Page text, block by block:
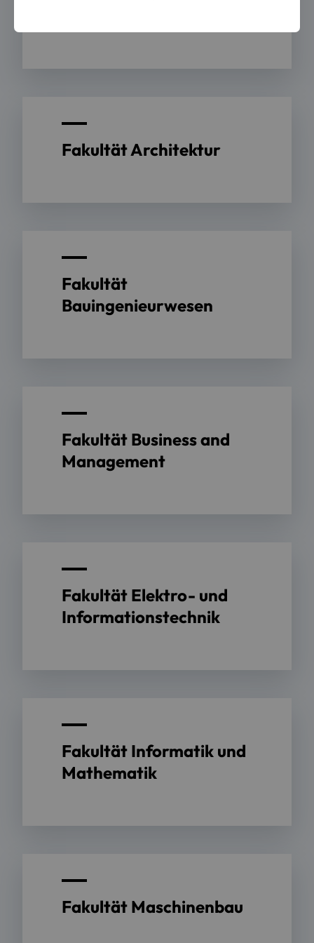
Fakultät Architektur
Fakultät
Bauingenieurwesen
Fakultät Business and
Management
Fakultät Elektro- und
Informationstechnik
Fakultät Informatik und
Mathematik
Fakultät Maschinenbau